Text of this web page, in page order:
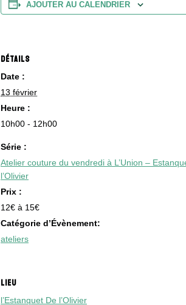
AJOUTER AU CALENDRIER
DÉTAILS
Date :
13 février
Heure :
10h00 - 12h00
Série :
Atelier couture du vendredi à L’Union –
l’Olivier
Prix :
12€ à 15€
Catégorie d’Évènement:
ateliers
LIEU
l’Estanquet De l’Olivier